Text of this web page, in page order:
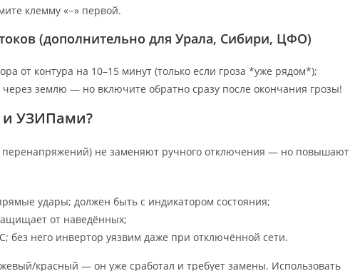
клемму «−» первой.
(дополнительно для Урала, Сибири, ЦФО)
от контура на 10–15 минут (только если гроза *уже рядом*);
землю — но включите обратно сразу после окончания грозы!
и УЗИПами?
не заменяют ручного отключения — но повышают
удары; должен быть с индикатором состояния;
от наведённых;
без него инвертор уязвим даже при отключённой сети.
красный — он уже сработал и требует замены. Использовать